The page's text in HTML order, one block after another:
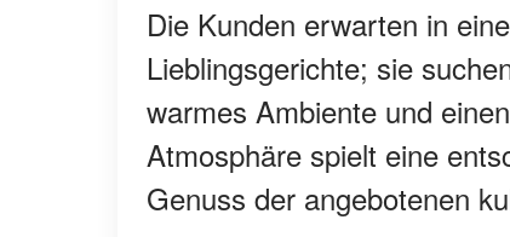
Die Kunden erwarten in
Lieblingsgerichte; sie
warmes Ambiente und
Atmosphäre spielt eine
Genuss der angebotenen